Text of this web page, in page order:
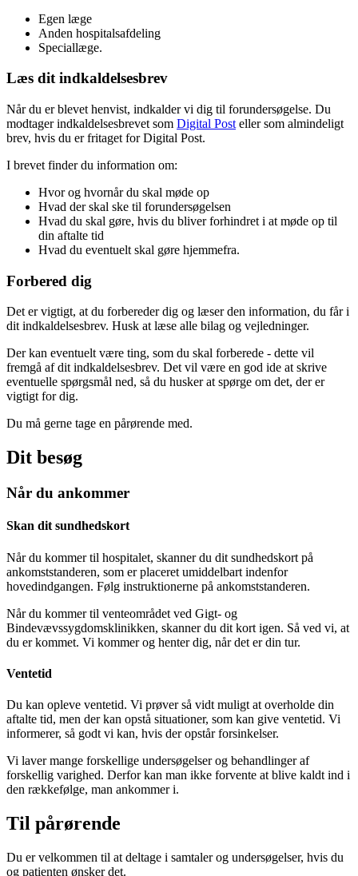
Egen læge
Anden hospitalsafdeling
Speciallæge.
Læs dit indkaldelsesbrev
Når du er blevet henvist, indkalder vi dig til forundersøgelse. Du
modtager indkaldelsesbrevet som Digital Post eller som almindeligt
brev, hvis du er fritaget for Digital Post.
I brevet finder du information om:
Hvor og hvornår du skal møde op
Hvad der skal ske til forundersøgelsen
Hvad du skal gøre, hvis du bliver forhindret i at møde op til
din aftalte tid
Hvad du eventuelt skal gøre hjemmefra.
Forbered dig
Det er vigtigt, at du forbereder dig og læser den information, du får i
dit indkaldelsesbrev. Husk at læse alle bilag og vejledninger.
Der kan eventuelt være ting, som du skal forberede - dette vil
fremgå af dit indkaldelsesbrev. Det vil være en god ide at skrive
eventuelle spørgsmål ned, så du husker at spørge om det, der er
vigtigt for dig.
Du må gerne tage en pårørende med.
Dit besøg
Når du ankommer
Skan dit sundhedskort
Når du kommer til hospitalet, skanner du dit sundhedskort på
ankomststanderen, som er placeret umiddelbart indenfor
hovedindgangen. Følg instruktionerne på ankomststanderen.
Når du kommer til venteområdet ved Gigt- og
Bindevævssygdomsklinikken, skanner du dit kort igen. Så ved vi, at
du er kommet. Vi kommer og henter dig, når det er din tur.
Ventetid
Du kan opleve ventetid. Vi prøver så vidt muligt at overholde din
aftalte tid, men der kan opstå situationer, som kan give ventetid. Vi
informerer, så godt vi kan, hvis der opstår forsinkelser.
Vi laver mange forskellige undersøgelser og behandlinger af
forskellig varighed. Derfor kan man ikke forvente at blive kaldt ind i
den rækkefølge, man ankommer i.
Til pårørende
Du er velkommen til at deltage i samtaler og undersøgelser, hvis du
og patienten ønsker det.